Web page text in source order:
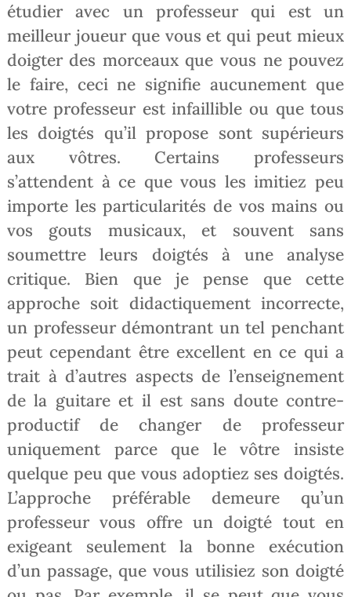
étudier avec un professeur qui est un
meilleur joueur que vous et qui peut mieux
doigter des morceaux que vous ne pouvez
le faire, ceci ne signifie aucunement que
votre professeur est infaillible ou que tous
les doigtés qu’il propose sont supérieurs
aux vôtres. Certains professeurs
s’attendent à ce que vous les imitiez peu
importe les particularités de vos mains ou
vos gouts musicaux, et souvent sans
soumettre leurs doigtés à une analyse
critique. Bien que je pense que cette
approche soit didactiquement incorrecte,
un professeur démontrant un tel penchant
peut cependant être excellent en ce qui a
trait à d’autres aspects de l’enseignement
de la guitare et il est sans doute contre-
productif de changer de professeur
uniquement parce que le vôtre insiste
quelque peu que vous adoptiez ses doigtés.
L’approche préférable demeure qu’un
professeur vous offre un doigté tout en
exigeant seulement la bonne exécution
d’un passage, que vous utilisiez son doigté